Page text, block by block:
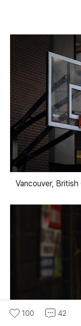
Vancouver,
100 42